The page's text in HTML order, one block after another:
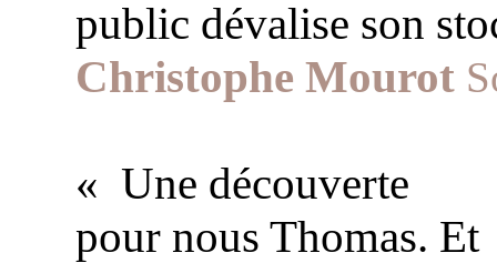
public dévalise son
Christophe Mourot
« Une découverte
pour nous Thomas. Et